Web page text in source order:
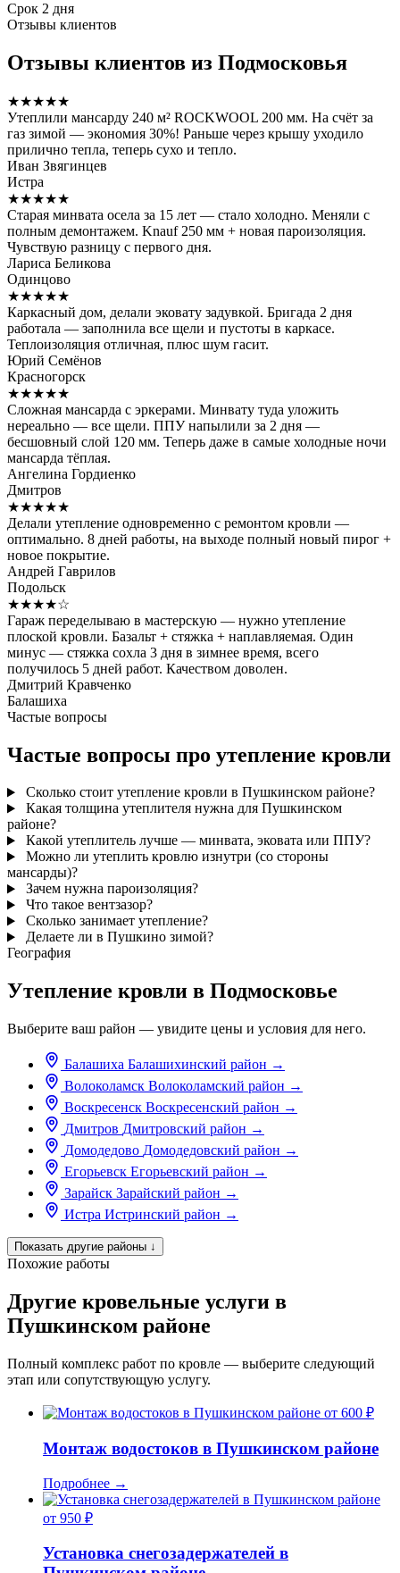
Срок 2 дня
Отзывы клиентов
Отзывы клиентов из Подмосковья
★★★★★
Утеплили мансарду 240 м² ROCKWOOL 200 мм. На счёт за
газ зимой — экономия 30%! Раньше через крышу уходило
прилично тепла, теперь сухо и тепло.
Иван Звягинцев
Истра
★★★★★
Старая минвата осела за 15 лет — стало холодно. Меняли с
полным демонтажем. Knauf 250 мм + новая пароизоляция.
Чувствую разницу с первого дня.
Лариса Беликова
Одинцово
★★★★★
Каркасный дом, делали эковату задувкой. Бригада 2 дня
работала — заполнила все щели и пустоты в каркасе.
Теплоизоляция отличная, плюс шум гасит.
Юрий Семёнов
Красногорск
★★★★★
Сложная мансарда с эркерами. Минвату туда уложить
нереально — все щели. ППУ напылили за 2 дня —
бесшовный слой 120 мм. Теперь даже в самые холодные ночи
мансарда тёплая.
Ангелина Гордиенко
Дмитров
★★★★★
Делали утепление одновременно с ремонтом кровли —
оптимально. 8 дней работы, на выходе полный новый пирог +
новое покрытие.
Андрей Гаврилов
Подольск
★★★★☆
Гараж переделываю в мастерскую — нужно утепление
плоской кровли. Базальт + стяжка + наплавляемая. Один
минус — стяжка сохла 3 дня в зимнее время, всего
получилось 5 дней работ. Качеством доволен.
Дмитрий Кравченко
Балашиха
Частые вопросы
Частые вопросы про утепление кровли
Сколько стоит утепление кровли в Пушкинском районе?
Какая толщина утеплителя нужна для Пушкинском
районе?
Какой утеплитель лучше — минвата, эковата или ППУ?
Можно ли утеплить кровлю изнутри (со стороны
мансарды)?
Зачем нужна пароизоляция?
Что такое вентзазор?
Сколько занимает утепление?
Делаете ли в Пушкино зимой?
География
Утепление кровли в Подмосковье
Выберите ваш район — увидите цены и условия для него.
Балашиха Балашихинский район →
Волоколамск Волоколамский район →
Воскресенск Воскресенский район →
Дмитров Дмитровский район →
Домодедово Домодедовский район →
Егорьевск Егорьевский район →
Зарайск Зарайский район →
Истра Истринский район →
Показать другие районы ↓
Похожие работы
Другие кровельные услуги в
Пушкинском районе
Полный комплекс работ по кровле — выберите следующий
этап или сопутствующую услугу.
от 600 ₽
Монтаж водостоков в Пушкинском районе
Подробнее →
от 950 ₽
Установка снегозадержателей в